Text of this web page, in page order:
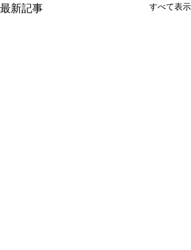
最新記事 すべて表示